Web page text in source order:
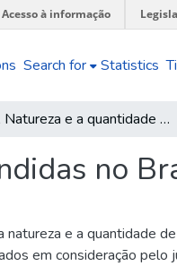
Acesso à informação
Search for Statistics
A Natureza e a quantidade das drogas apreendidas no Brasil
no
e a quantidade de
em consideração pelo